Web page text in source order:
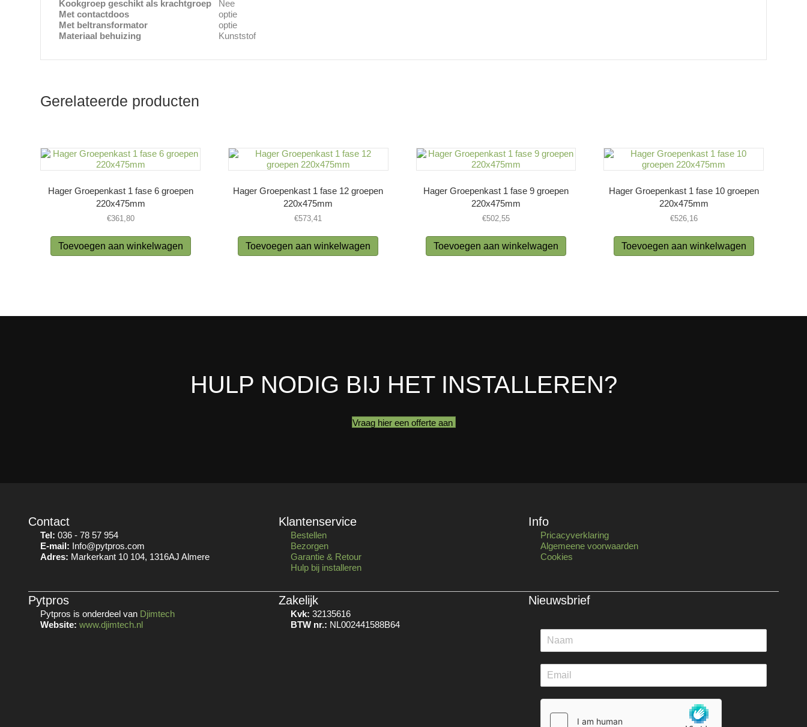
Kookgroep geschikt als krachtgroep
Nee
Met contactdoos
optie
Met beltransformator
optie
Materiaal behuizing
Kunststof
Gerelateerde producten
Hager Groepenkast 1 fase 6 groepen
220x475mm
€361,80
Toevoegen aan winkelwagen
Hager Groepenkast 1 fase 12 groepen
220x475mm
€573,41
Toevoegen aan winkelwagen
Hager Groepenkast 1 fase 9 groepen
220x475mm
€502,55
Toevoegen aan winkelwagen
Hager Groepenkast 1 fase 10 groepen
220x475mm
€526,16
Toevoegen aan winkelwagen
HULP NODIG BIJ HET INSTALLEREN?
Vraag hier een offerte aan
Contact
Tel: 036 - 78 57 954
E-mail: Info@pytpros.com
Adres: Markerkant 10 104, 1316AJ Almere
Klantenservice
Bestellen
Bezorgen
Garantie & Retour
Hulp bij installeren
Info
Pricacyverklaring
Algemeene voorwaarden
Cookies
Pytpros
Pytpros is onderdeel van Djimtech
Website: www.djimtech.nl
Zakelijk
Kvk: 32135616
BTW nr.: NL002441588B64
Nieuwsbrief